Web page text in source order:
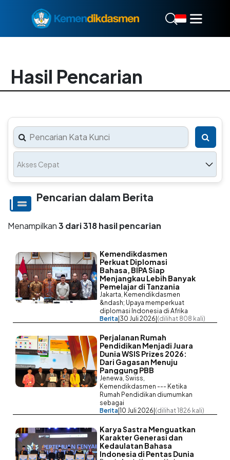
Hasil Pencarian
Akses Cepat
Pencarian dalam Berita
Menampilkan3 dari 318 hasil pencarian
Kemendikdasmen
Perkuat Diplomasi
Bahasa, BIPA Siap
Menjangkau Lebih Banyak
Pemelajar di Tanzania
Jakarta, Kemendikdasmen
&ndash; Upaya memperkuat
diplomasi Indonesia di Afrika
Berita 30 Juli 2026 (dilihat 808 kali)
Perjalanan Rumah
Pendidikan Menjadi Juara
Dunia WSIS Prizes 2026:
Dari Gagasan Menuju
Panggung PBB
Jenewa, Swiss,
Kemendikdasmen --- Ketika
Rumah Pendidikan diumumkan
sebagai
Berita |10 Juli 2026 (dilihat 1826 kali)
Karya Sastra Menguatkan
Karakter Generasi dan
Kedaulatan Bahasa
Indonesia di Pentas Dunia